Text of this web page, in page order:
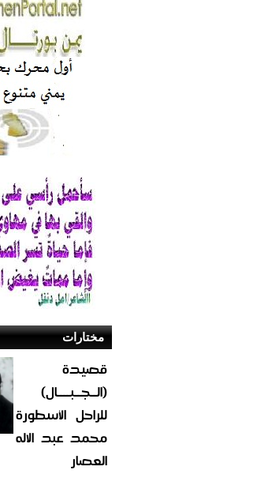
مختارات
قصيدة
(الــجــبــــال)
للراحل الأسطورة
محمد عبد الاله
العصار